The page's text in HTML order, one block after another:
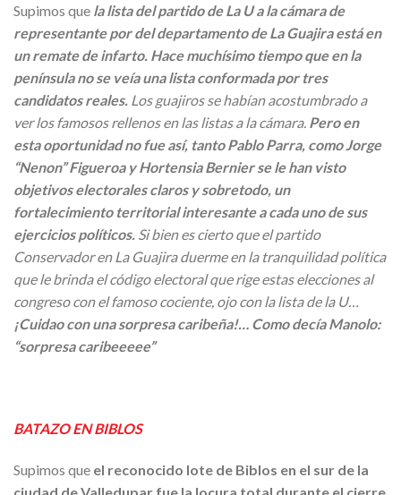
Supimos que la lista del partido de La U a la cámara de
representante por del departamento de La Guajira está en
un remate de infarto. Hace muchísimo tiempo que en la
península no se veía una lista conformada por tres
candidatos reales. Los guajiros se habían acostumbrado a
ver los famosos rellenos en las listas a la cámara. Pero en
esta oportunidad no fue así, tanto Pablo Parra, como Jorge
“Nenon” Figueroa y Hortensia Bernier se le han visto
objetivos electorales claros y sobretodo, un
fortalecimiento territorial interesante a cada uno de sus
ejercicios políticos. Si bien es cierto que el partido
Conservador en La Guajira duerme en la tranquilidad política
que le brinda el código electoral que rige estas elecciones al
congreso con el famoso cociente, ojo con la lista de la U…
¡Cuidao con una sorpresa caribeña!… Como decía Manolo:
“sorpresa caribeeeee”
BATAZO EN BIBLOS
Supimos que el reconocido lote de Biblos en el sur de la